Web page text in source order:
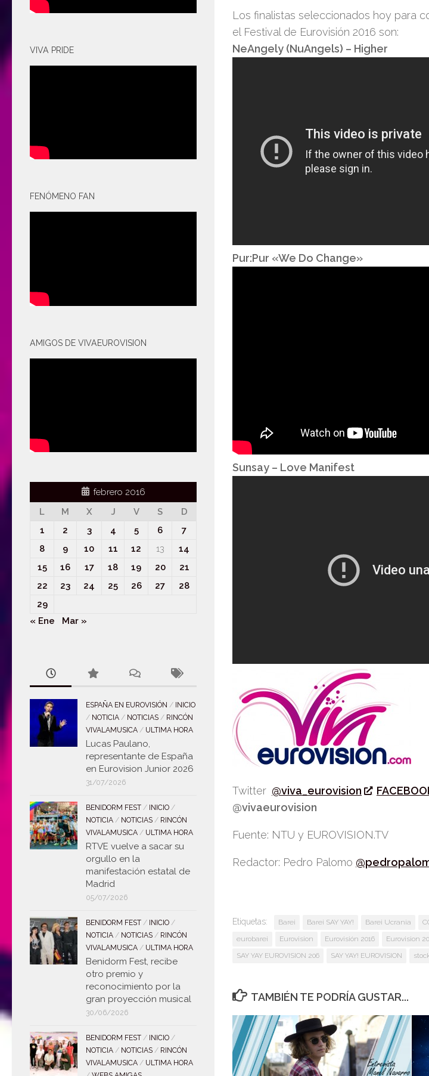
Los finalistas seleccionados hoy para
el Festival de Eurovisión 2016 son:
NeAngely (NuAngels) – Higher
Pur:Pur «We Do Change»
Sunsay – Love Manifest
Twitter @viva_eurovision
@vivaeurovision
Fuente: NTU y EUROVISION.TV
Redactor: Pedro Palomo
Etiquetas: Barei Barei SAY YAY! Barei Ucrania
eurobarei
Eurovision Eurovisión 2016 Eurovision
SAY YAY EUROVISION 206
SAY YAY! EUROVISION
TAMBIÉN TE PODRÍA GUSTAR...
VIVA PRIDE
FENÓMENO FAN
AMIGOS DE VIVAEUROVISION
febrero 2016
L
M X J V S
D
1
2 3 4 5 6
7
8
9 10 11 12 13
14
15
16 17 18 19 20
21
22
23 24 25 26 27
28
29
« Ene
Mar »
ESPAÑA EN EUROVISIÓN / INICIO
/ NOTICIA / NOTICIAS / RINCÓN
VIVALAMUSICA / ULTIMA HORA
Lucas Paulano,
representante de España
en Eurovision Junior 2026
31/07/2026
BENIDORM FEST / INICIO /
NOTICIA / NOTICIAS / RINCÓN
VIVALAMUSICA / ULTIMA HORA
RTVE vuelve a sacar su
orgullo en la
manifestación estatal de
Madrid
05/07/2026
BENIDORM FEST / INICIO /
NOTICIA / NOTICIAS / RINCÓN
VIVALAMUSICA / ULTIMA HORA
Benidorm Fest, recibe
otro premio y
reconocimiento por la
gran proyección musical
30/06/2026
BENIDORM FEST / INICIO /
NOTICIA / NOTICIAS / RINCÓN
VIVALAMUSICA / ULTIMA HORA